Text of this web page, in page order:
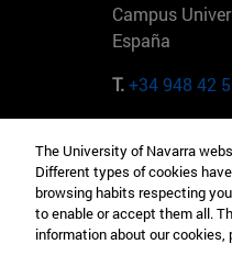
Campus
España
T.+34 948 42
Camino del
Madrid España
T.+34 912 11
The University of Navarra
Different types of cookies
browsing habits respecting
to enable or accept them all.
information about our